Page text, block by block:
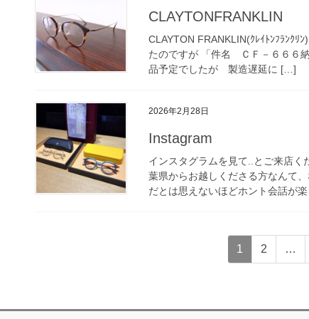
CLAYTONFRANKLIN
CLAYTON FRANKLIN(ｸﾚｲﾄﾝﾌﾗﾝｸﾘ
たのですが 「件名 ＣＦ－６６６
品予定でしたが 製造遅延に […]
2026年2月28日
Instagram
インスタグラムを見て..とご来店
葉県からお越しくださる方なんて
だとは思えないほどホント会話が
固
定
1
固
定
2 …